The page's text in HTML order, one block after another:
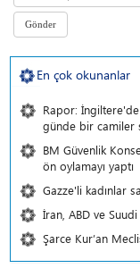
En çok okunanlar
Rapor:
günde bir camiler
BM Güvenlik
ön oylamayı yaptı
Gazze'li kadınlar
İran, ABD ve Suudi
Şarce Kur’an